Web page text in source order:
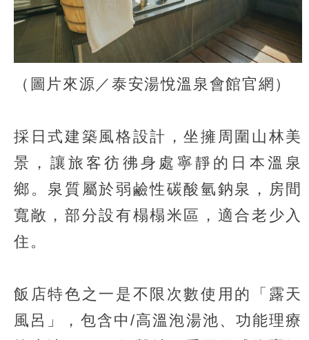
（圖片來源／泰安湯悅溫泉會館官網）
採日式建築風格設計，坐擁周圍山林美
景，讓旅客彷彿身處寧靜的日本溫泉
鄉。泉質屬於弱鹼性碳酸氫鈉泉，房間
寬敞，部分設有榻榻米區，適合老少入
住。
飯店特色之一是不限次數使用的「露天
風呂」，包含中/高溫泡湯池、功能理療